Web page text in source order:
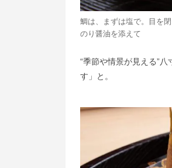
鯛は、まずは塩で。目を
のり醤油を添えて
“季節や情景が見える”
す」と。